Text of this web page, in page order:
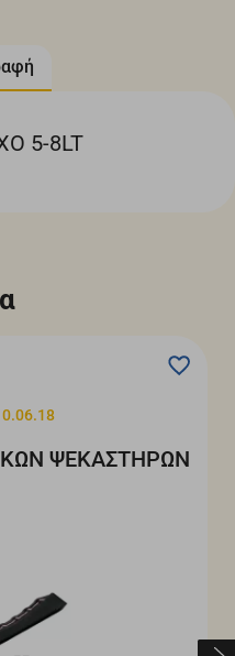
5-8LT
ΨΕΚΑΣΤΗΡΩΝ